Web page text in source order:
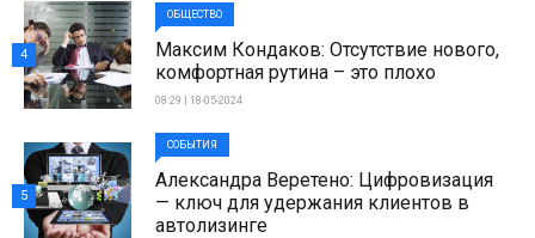
ОБЩЕСТВО
Максим Кондаков: Отсутствие нового,
комфортная рутина – это плохо
08:29 | 18-05-2024
4
СОБЫТИЯ
Александра Веретено: Цифровизация
— ключ для удержания клиентов в
автолизинге
5